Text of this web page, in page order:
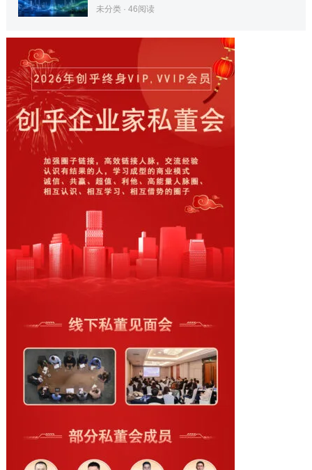
未分类· 46阅读